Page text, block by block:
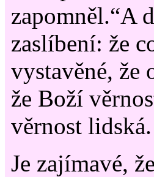
zapomněl.“A
zaslíbení: že
vystavěné, že
že Boží
věrnost lidská.
Je zajímavé,